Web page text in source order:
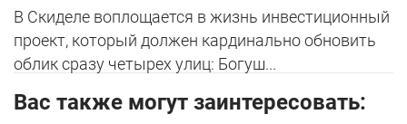
В Скиделе воплощается в жизнь инвестиционный
проект, который должен кардинально обновить
облик сразу четырех улиц: Богуш...
Вас также могут заинтересовать: